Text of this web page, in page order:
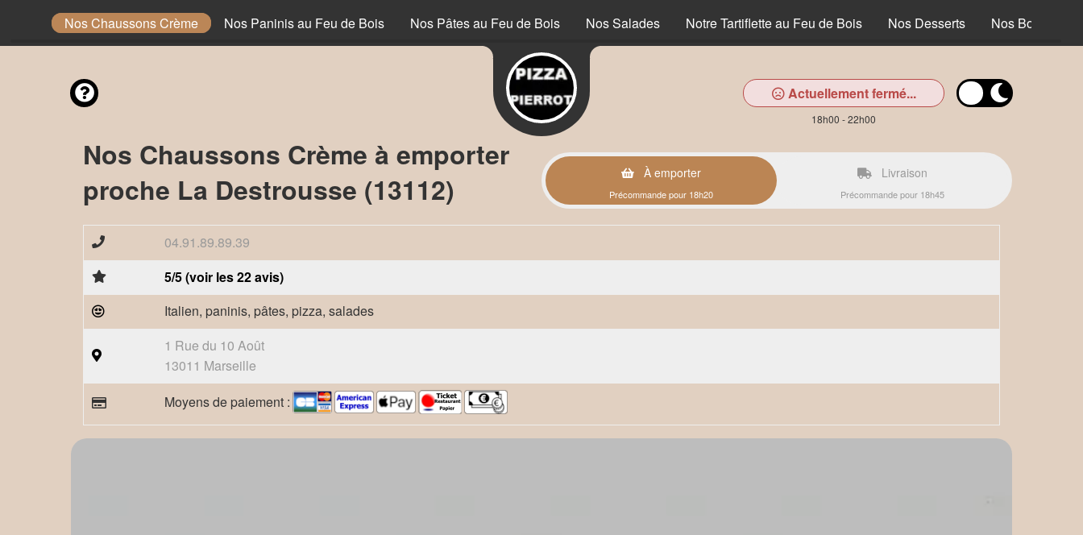
Nos Chaussons Crème Nos Paninis au Feu de Bois Nos Pâtes au Feu de Bois Nos Salades Notre Tartiflette au Feu de Bois Nos Desserts Nos Boissons
Actuellement fermé...
18h00 - 22h00
Nos Chaussons Crème à emporter
proche La Destrousse (13112)
À emporter
Précommande pour 18h20
Livraison
Précommande pour 18h45
04.91.89.89.39
5/5 (voir les 22 avis)
Italien, paninis, pâtes, pizza, salades
1 Rue du 10 Août
13011 Marseille
Moyens de paiement :